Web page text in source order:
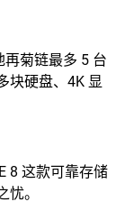
菊链最多 5 台
块硬盘、4K 显
8 这款可靠存储
。